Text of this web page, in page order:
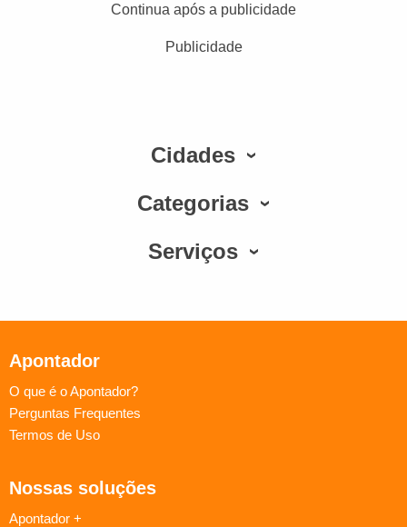
Continua após a publicidade
Publicidade
Cidades
Categorias
Serviços
Apontador
O que é o Apontador?
Perguntas Frequentes
Termos de Uso
Nossas soluções
Apontador +